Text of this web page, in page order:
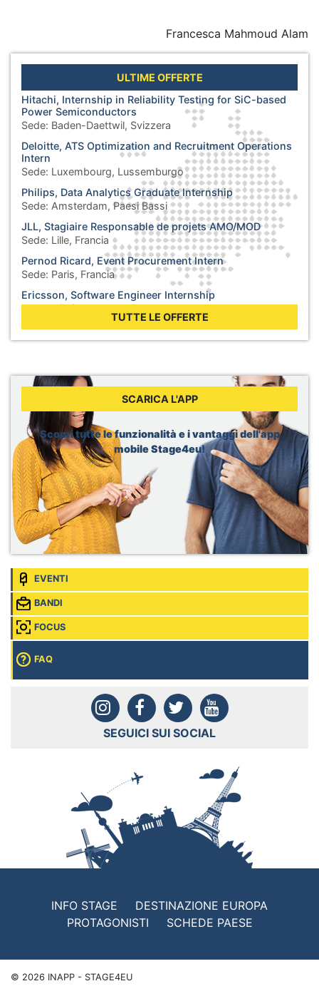
ULTIME OFFERTE
Hitachi, Internship in Reliability Testing for SiC-based
Power Semiconductors
Sede: Baden-Daettwil, Svizzera
Deloitte, ATS Optimization and Recruitment Operations
Intern
Sede: Luxembourg, Lussemburgo
Philips, Data Analytics Graduate Internship
Sede: Amsterdam, Paesi Bassi
JLL, Stagiaire Responsable de projets AMO/MOD
Sede: Lille, Francia
Pernod Ricard, Event Procurement Intern
Sede: Paris, Francia
Ericsson, Software Engineer Internship
Sede: Łódź, Polonia
General Electric, Engineering Intern
Sede: Bucharest, Romania
Sede: Barcelona, Spagna
Total, Power Trading New Ventures – Regulatory Affairs
Intern
Sede:
Genève, Svizzera
Airbus, Intern Artificial Intelligence
Sede: Donauwörth, Germania
TUTTE LE OFFERTE
SCARICA L'APP
Scopri tutte le funzionalità e i vantaggi dell'app
mobile Stage4eu!
EVENTI
BANDI
FOCUS
FAQ
SEGUICI SUI SOCIAL
Francesca Mahmoud Alam
INFO STAGE
DESTINAZIONE EUROPA
PROTAGONISTI
SCHEDE PAESE
© 2026 INAPP - STAGE4EU